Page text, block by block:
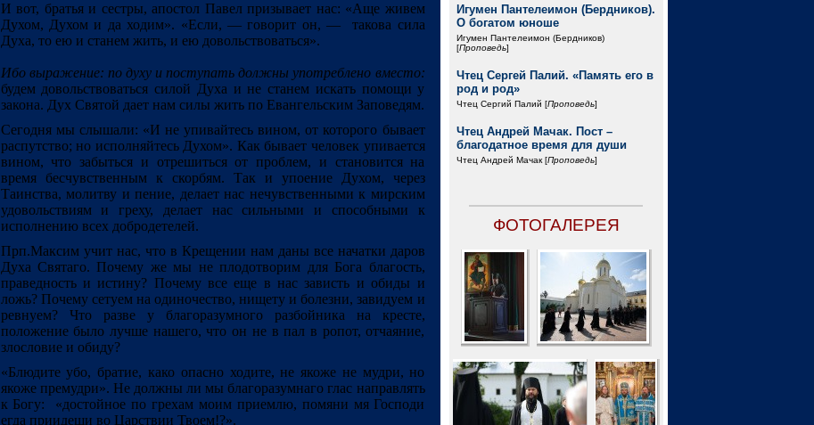
И вот, братья и сестры, апостол Павел призывает нас: «Аще живем
Духом, Духом и да ходим». «Если, — говорит он, — такова сила
Духа, то ею и станем жить, и ею довольствоваться».
Ибо выражение: по духу и поступать должны употреблено вместо:
будем довольствоваться силой Духа и не станем искать помощи у
закона. Дух Святой дает нам силы жить по Евангельским Заповедям.
Сегодня мы слышали: «И не упивайтесь вином, от которого бывает
распутство; но исполняйтесь Духом». Как бывает человек упивается
вином, что забыться и отрешиться от проблем, и становится на
время бесчувственным к скорбям. Так и упоение Духом, через
Таинства, молитву и пение, делает нас нечувственными к мирским
удовольствиям и греху, делает нас сильными и способными к
исполнению всех добродетелей.
Прп.Максим учит нас, что в Крещении нам даны все начатки даров
Духа Святаго. Почему же мы не плодотворим для Бога благость,
праведность и истину? Почему все еще в нас зависть и обиды и
ложь? Почему сетуем на одиночество, нищету и болезни, завидуем и
ревнуем? Что разве у благоразумного разбойника на кресте,
положение было лучше нашего, что он не в пал в ропот, отчаяние,
злословие и обиду?
«Блюдите убо, братие, како опасно ходите, не якоже не мудри, но
якоже премудри». Не должны ли мы благоразумнаго глас направлять
к Богу: «достойное по грехам моим приемлю, помяни мя Господи
егда приидеши во Царствии Твоем!?».
Игумен Пантелеимон (Бердников).
О богатом юноше
Игумен Пантелеимон (Бердников)
[Проповедь]
Чтец Сергей Палий. «Память его в
род и род»
Чтец Сергий Палий [Проповедь]
Чтец Андрей Мачак. Пост –
благодатное время для души
Чтец Андрей Мачак [Проповедь]
ФОТОГАЛЕРЕЯ